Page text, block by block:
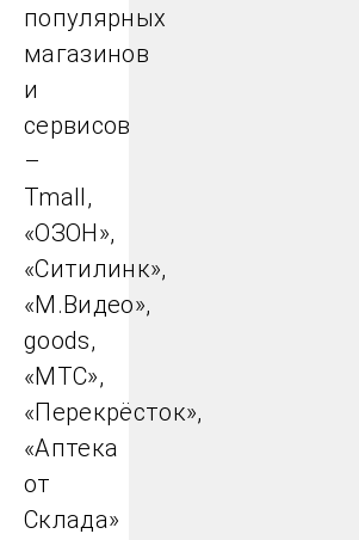
популярных
магазинов
и
сервисов
–
Tmall,
«ОЗОН»,
«Ситилинк»,
«М.Видео»,
goods,
«МТС»,
«Перекрёсток»,
«Аптека
от
Склада»